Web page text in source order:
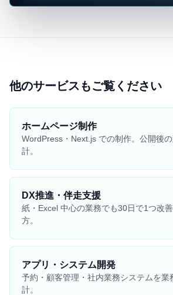
他のサービスもご覧ください
ホームページ制作
WordPress・Next.js での制作。公開後
計。
DX推進・伴走支援
紙・Excel 中心の業務でも30日で1つ改
方。
アプリ・システム開発
予約・顧客管理・社内業務システムを業
計。